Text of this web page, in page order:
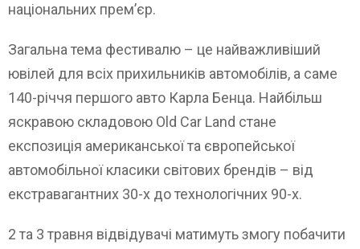
національних прем’єр.
Загальна тема фестивалю – це найважливіший
ювілей для всіх прихильників автомобілів, а саме
140-річчя першого авто Карла Бенца. Найбільш
яскравою складовою Old Car Land стане
експозиція американської та європейської
автомобільної класики світових брендів – від
екстравагантних 30-х до технологічних 90-х.
2 та 3 травня відвідувачі матимуть змогу побачити